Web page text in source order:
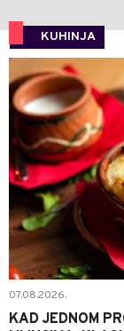
KUHINJA
07.08.2026.
KAD JEDNOM